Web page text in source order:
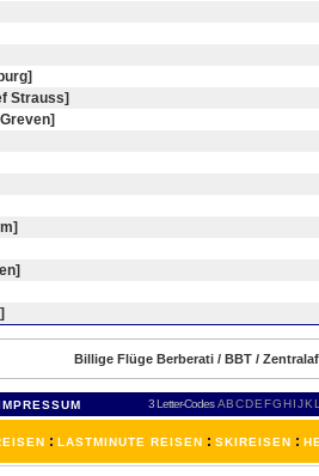
Strauss]
Billige Flüge Berberati / BBT /
3 Letter-Codes ABCDEFGH IJKL
: LASTMINUTE REISEN : SKIREISEN :